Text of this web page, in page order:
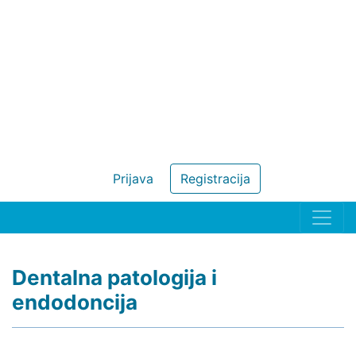
Registracija
Prijava
Dentalna patologija i
endodoncija